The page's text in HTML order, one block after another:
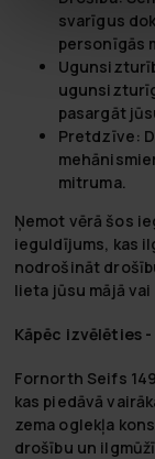
svarīgus
personīgās
pasargāt
Pretdzīve:
mitruma.
Ņemot vērā šos
ieguldījums, kas
nodrošināt
lieta jūsu mājā
Kāpēc izvēlēties -
Fornorth Seifs
kas piedāvā
zema oglekļa
drošību un